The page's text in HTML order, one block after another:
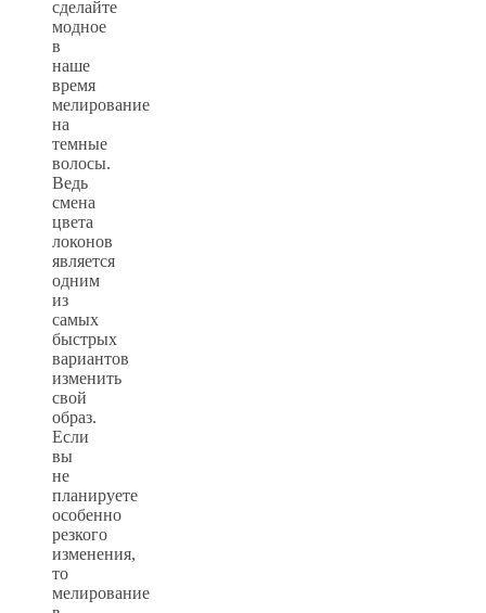
сделайте
модное
в
наше
время
мелирование
на
темные
волосы.
Ведь
смена
цвета
локонов
является
одним
из
самых
быстрых
вариантов
изменить
свой
образ.
Если
вы
не
планируете
особенно
резкого
изменения,
то
мелирование